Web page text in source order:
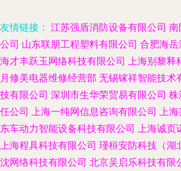
友情链接： 江苏强盾消防设备有限公司 南
公司 山东联朋工程塑料有限公司 合肥海岳
海才丰跃玉网络科技有限公司 上海别黎释
月修美电器维修经营部 无锡镓祥智能技术
技有限公司 深圳市生华荣贸易有限公司 株
任公司 上海一纯网信息咨询有限公司 上海
东车动力智能设备科技有限公司 上海诚页
上海程具科技有限公司 瑾桓安防科技（湖
沈网络科技有限公司 北京吴启乐科技有限